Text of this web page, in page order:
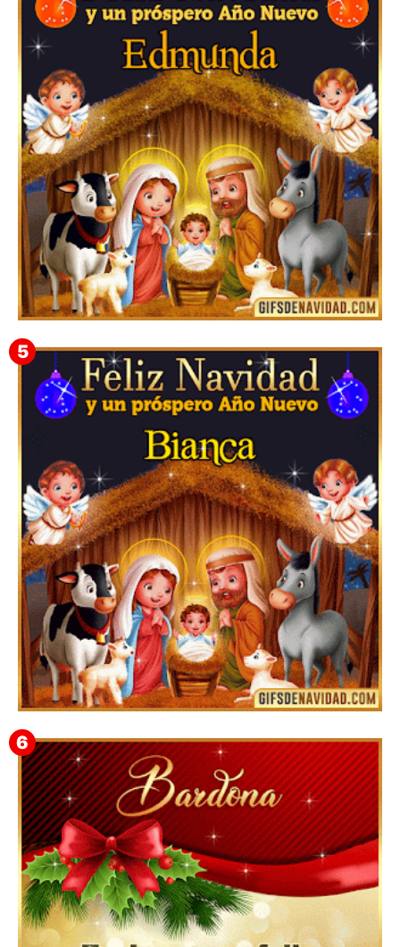
Feliz Navidad y próspero Año Nuevo Gladis
Feliz Navidad y próspero Año Nuevo Edmunda
Feliz Navidad y próspero Año Nuevo Bianca